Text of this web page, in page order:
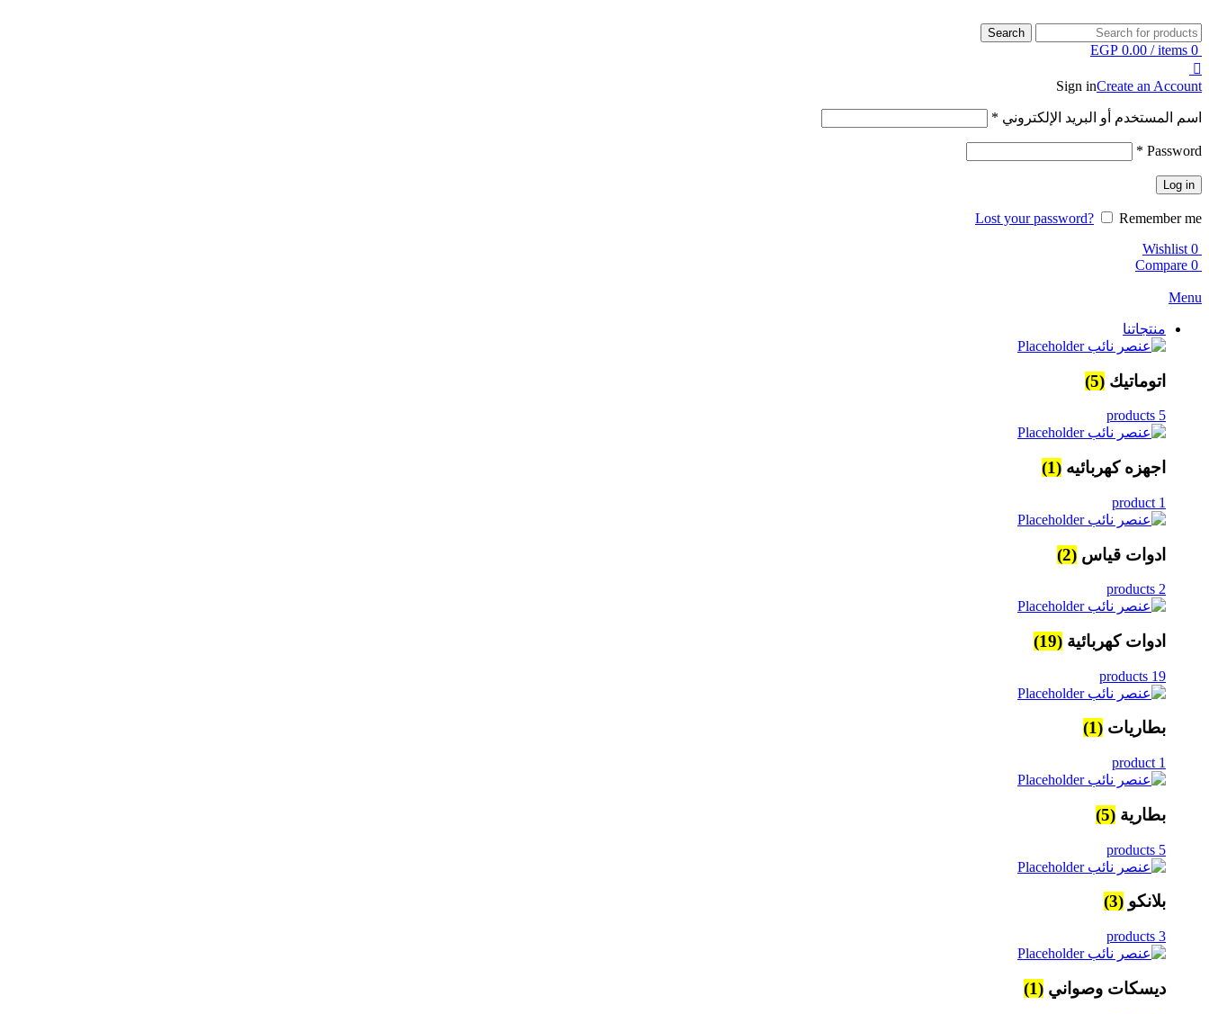
Search
0
items
/
EGP 0.00
Sign inCreate an Account
اسم المستخدم أو البريد الإلكتروني *
Password
*
Log in
Lost your password?
Remember me
0
Wishlist
0
Compare
Menu
منتجاتنا
اتوماتيك (5)
5 products
اجهزه كهربائيه (1)
1 product
ادوات قياس (2)
2 products
ادوات كهربائية (19)
19 products
بطاريات (1)
1 product
بطارية (5)
5 products
بلانكو (3)
3 products
ديسكات وصواني (1)